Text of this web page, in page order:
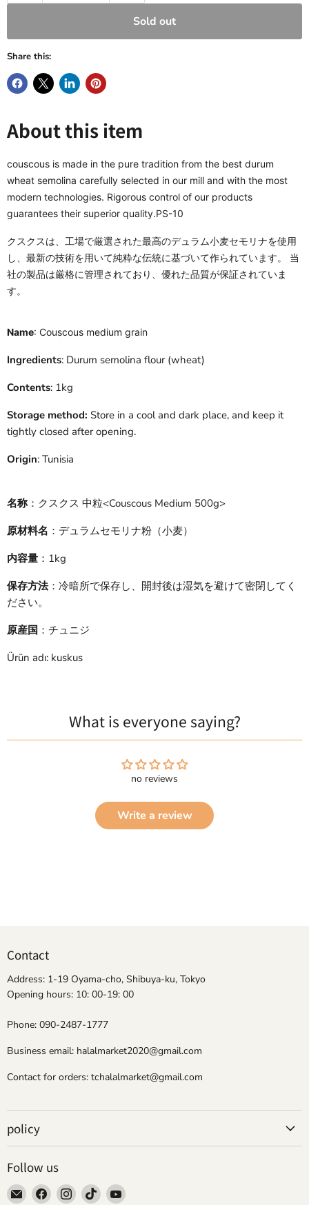
Sold out
Share this:
About this item
couscous is made in the pure tradition from the best durum
wheat semolina carefully selected in our mill and with the most
modern technologies. Rigorous control of our products
guarantees their superior quality.PS-10
クスクスは、工場で厳選された最高のデュラム小麦セモリナを使用
し、最新の技術を用いて純粋な伝統に基づいて作られています。 当
社の製品は厳格に管理されており、優れた品質が保証されていま
す。
Name: Couscous medium grain
Ingredients: Durum semolina flour (wheat)
Contents: 1kg
Storage method: Store in a cool and dark place, and keep it
tightly closed after opening.
Origin: Tunisia
名称：クスクス 中粒<Couscous Medium 500g>
原材料名 ：デュラムセモリナ粉（小麦）
内容量 ：1kg
保存方法：冷暗所で保存し、開封後は湿気を避けて密閉してく
ださい。
原産国 ：チュニジ
Ürün adı: kuskus
What is everyone saying?
no reviews
Write a review
Contact
Address: 1-19 Oyama-cho, Shibuya-ku, Tokyo
Opening hours: 10: 00-19: 00
Phone: 090-2487-1777
Business email: halalmarket2020@gmail.com
Contact for orders: tchalalmarket@gmail.com
policy
Follow us
EmailFind Find Find Find